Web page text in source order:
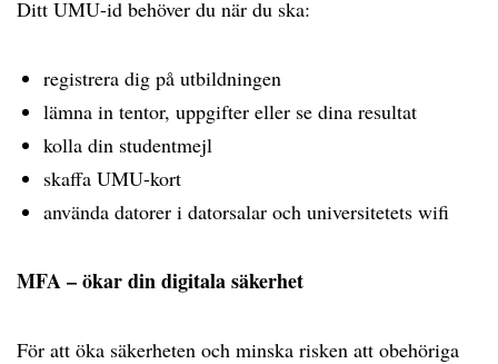
Ditt UMU-id behöver du när du ska:
registrera dig på utbildningen
lämna in tentor, uppgifter eller se dina resultat
kolla din studentmejl
skaffa UMU-kort
använda datorer i datorsalar och universitetets wifi
MFA – ökar din digitala säkerhet
För att öka säkerheten och minska risken att obehöriga